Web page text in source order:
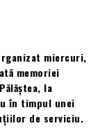
miercuri,
memoriei
la
în timpul unei
de serviciu.